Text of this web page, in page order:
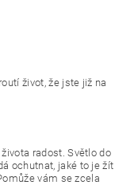
život, že jste již na
radost. Světlo do
ochutnat, jaké to je žít
vám se zcela